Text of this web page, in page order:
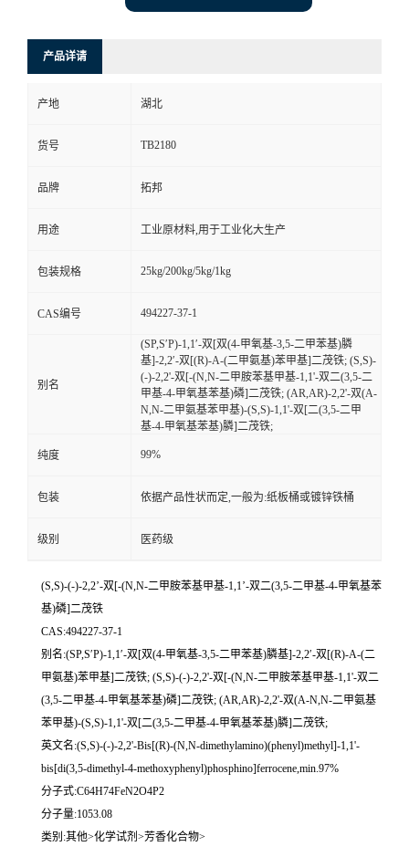
产品详请
产地 湖北
货号 TB2180
品牌 拓邦
用途 工业原材料,用于工业化大生产
包装规格 25kg/200kg/5kg/1kg
CAS编号 494227-37-1
别名
(SP,S′P)-1,1′-双[双(4-甲氧基-3,5-二甲苯基)膦
基]-2,2′-双[(R)-Α-(二甲氨基)苯甲基]二茂铁; (S,S)-
(-)-2,2'-双[-(N,N-二甲胺苯基甲基-1,1'-双二(3,5-二
甲基-4-甲氧基苯基)磷]二茂铁; (ΑR,ΑR)-2,2'-双(Α-
N,N-二甲氨基苯甲基)-(S,S)-1,1'-双[二(3,5-二甲
基-4-甲氧基苯基)膦]二茂铁;
纯度 99%
包装 依据产品性状而定,一般为:纸板桶或镀锌铁桶
级别 医药级
(S,S)-(-)-2,2’-双[-(N,N-二甲胺苯基甲基-1,1’-双二(3,5-二甲基-4-甲氧基苯
基)磷]二茂铁
CAS:494227-37-1
别名:(SP,S′P)-1,1′-双[双(4-甲氧基-3,5-二甲苯基)膦基]-2,2′-双[(R)-Α-(二
甲氨基)苯甲基]二茂铁; (S,S)-(-)-2,2'-双[-(N,N-二甲胺苯基甲基-1,1'-双二
(3,5-二甲基-4-甲氧基苯基)磷]二茂铁; (ΑR,ΑR)-2,2'-双(Α-N,N-二甲氨基
苯甲基)-(S,S)-1,1'-双[二(3,5-二甲基-4-甲氧基苯基)膦]二茂铁;
英文名:(S,S)-(-)-2,2'-Bis[(R)-(N,N-dimethylamino)(phenyl)methyl]-1,1'-
bis[di(3,5-dimethyl-4-methoxyphenyl)phosphino]ferrocene,min.97%
分子式:C64H74FeN2O4P2
分子量:1053.08
类别:其他>化学试剂>芳香化合物>